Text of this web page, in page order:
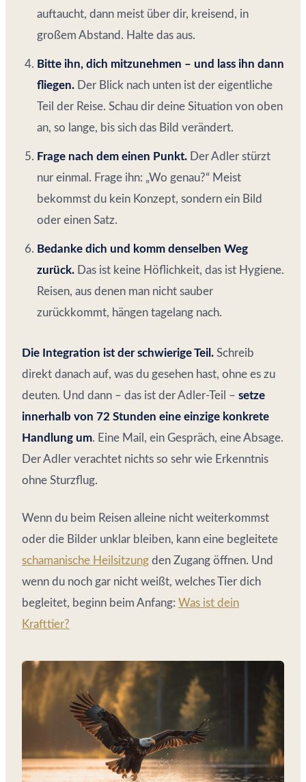
auftaucht, dann meist über dir, kreisend, in
großem Abstand. Halte das aus.
Bitte ihn, dich mitzunehmen – und lass ihn dann
fliegen. Der Blick nach unten ist der eigentliche
Teil der Reise. Schau dir deine Situation von oben
an, so lange, bis sich das Bild verändert.
Frage nach dem einen Punkt. Der Adler stürzt
nur einmal. Frage ihn: „Wo genau?“ Meist
bekommst du kein Konzept, sondern ein Bild
oder einen Satz.
Bedanke dich und komm denselben Weg
zurück. Das ist keine Höflichkeit, das ist Hygiene.
Reisen, aus denen man nicht sauber
zurückkommt, hängen tagelang nach.
Die Integration ist der schwierige Teil. Schreib
direkt danach auf, was du gesehen hast, ohne es zu
deuten. Und dann – das ist der Adler-Teil – setze
innerhalb von 72 Stunden eine einzige konkrete
Handlung um. Eine Mail, ein Gespräch, eine Absage.
Der Adler verachtet nichts so sehr wie Erkenntnis
ohne Sturzflug.
Wenn du beim Reisen alleine nicht weiterkommst
oder die Bilder unklar bleiben, kann eine begleitete
schamanische Heilsitzung den Zugang öffnen. Und
wenn du noch gar nicht weißt, welches Tier dich
begleitet, beginn beim Anfang: Was ist dein
Krafttier?